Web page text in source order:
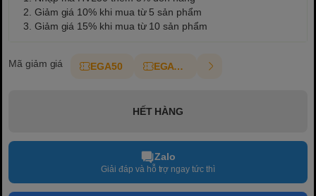
2. Giảm giá 10% khi mua từ 5 sản phẩm
3. Giảm giá 15% khi mua từ 10 sản phẩm
Mã giảm giá EGA50 EGAT10
HẾT HÀNG
Zalo
Giải đáp và hỗ trợ ngay tức thì